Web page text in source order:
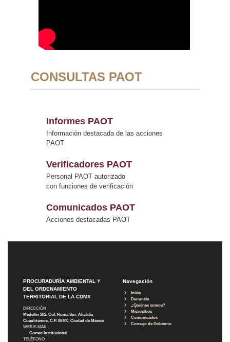
CONSULTAS PAOT
Informes PAOT
Información destacada de las acciones
PAOT
Verificadores PAOT
Personal PAOT autorizado
con funciones de verificación
Comunicados PAOT
Acciones destacadas PAOT
PROCURADURÍA AMBIENTAL Y
DEL ORDENAMIENTO
TERRITORIAL DE LA CDMX
DIRECCIÓN
Medellín 202, Col. Roma Sur, Alcaldía
Cuauhtémoc, C.P. 06700, Ciudad de México
WEB E-MAIL
Correo Institucional
TELÉFONO
Navegación
Inicio
Denuncia
¿Quiénes somos?
Micrositios
Comunicados
Consejo de Gobierno